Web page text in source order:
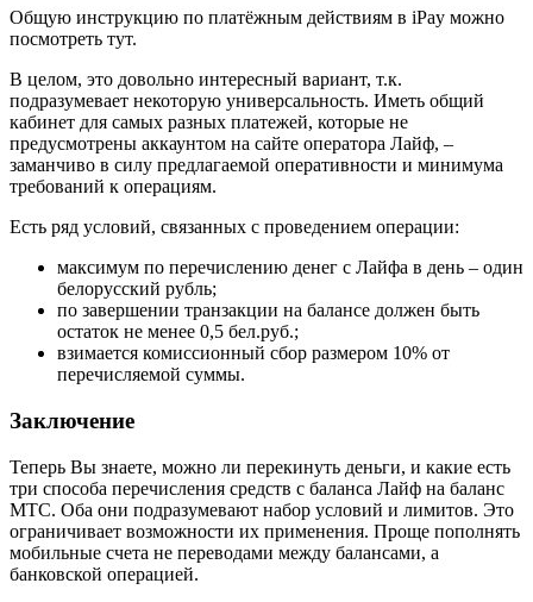
Общую инструкцию по платёжным действиям в iPay можно
посмотреть тут.
В целом, это довольно интересный вариант, т.к.
подразумевает некоторую универсальность. Иметь общий
кабинет для самых разных платежей, которые не
предусмотрены аккаунтом на сайте оператора Лайф, –
заманчиво в силу предлагаемой оперативности и минимума
требований к операциям.
Есть ряд условий, связанных с проведением операции:
максимум по перечислению денег с Лайфа в день – один
белорусский рубль;
по завершении транзакции на балансе должен быть
остаток не менее 0,5 бел.руб.;
взимается комиссионный сбор размером 10% от
перечисляемой суммы.
Заключение
Теперь Вы знаете, можно ли перекинуть деньги, и какие есть
три способа перечисления средств с баланса Лайф на баланс
МТС. Оба они подразумевают набор условий и лимитов. Это
ограничивает возможности их применения. Проще пополнять
мобильные счета не переводами между балансами, а
банковской операцией.